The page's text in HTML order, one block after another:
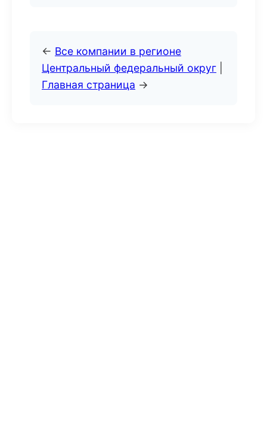
← Все компании в регионе
Центральный федеральный округ
Главная страница →